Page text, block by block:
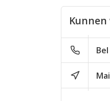
Arnold vd
Super
van de
comfort
Geplaatst op